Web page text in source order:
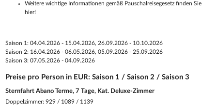
Weitere wichtige Informationen gemäß Pauschalreisegesetz finden Sie
hier!
Saison 1: 04.04.2026 - 15.04.2026, 26.09.2026 - 10.10.2026
Saison 2: 16.04.2026 - 06.05.2026, 05.09.2026 - 25.09.2026
Saison 3: 07.05.2026 - 04.09.2026
Preise pro Person in EUR: Saison 1 / Saison 2 / Saison 3
Sternfahrt Abano Terme, 7 Tage, Kat. Deluxe-Zimmer
Doppelzimmer: 929 / 1089 / 1139